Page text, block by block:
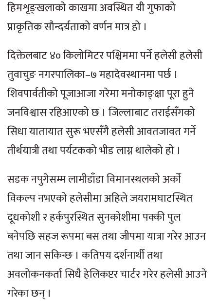
हिमशृङ्खलाको काखमा अवस्थित यी गुफाको
प्राकृतिक सौन्दर्यताको वर्णन मात्र हो ।
दिक्तेलबाट ४० किलोमिटर पश्चिममा पर्ने हलेसी हलेसी
तुवाचुङ नगरपालिका–७ महादेवस्थानमा पर्छ ।
शिवपार्वतीको पूजाआजा गरेमा मनोकाङ्क्षा पूरा हुने
जनविश्वास रहिआएको छ । जिल्लाबाट तराईसँगको
सिधा यातायात सुरू भएसँगै हलेसी आवतजावत गर्ने
तीर्थयात्री तथा पर्यटकको भीड लाग्न थालेको हो ।
सडक नपुगेसम्म लामीडाँडा विमानस्थलको अर्काे
विकल्प नभएको हलेसीमा अहिले जयरामघाटस्थित
दूधकोशी र हर्कपुरस्थित सुनकोशीमा पक्की पुल
बनेपछि सहज रूपमा बस तथा जीपमा यात्रा गरेर आउन
तथा जान सकिन्छ । कतिपय दर्शनार्थी तथा
अवलोकनकर्ता सिधै हेलिकप्टर चार्टर गरेर हलेसी आउने
गरेका छन् ।